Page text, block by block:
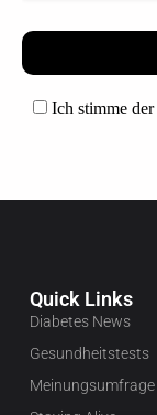
Ich stimme der
Quick Links
Diabetes News
Gesundheitstests
Meinungsumfrage